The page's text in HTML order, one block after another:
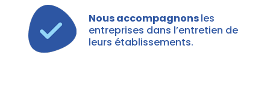
Nous accompagnonsles
entreprises dans l’entretien de
leurs établissements.